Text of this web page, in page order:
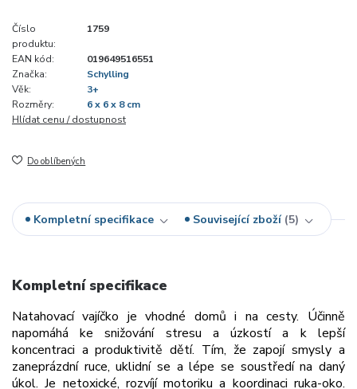
Číslo
produktu:
1759
EAN kód:
019649516551
Značka:
Schylling
Věk:
3+
Rozměry:
6 x 6 x 8 cm
Hlídat cenu / dostupnost
Do oblíbených
Kompletní specifikace Související zboží 5
Kompletní specifikace
Natahovací vajíčko je vhodné domů i na cesty. Účinně
napomáhá ke snižování stresu a úzkostí a k lepší
koncentraci a produktivitě dětí. Tím, že zapojí smysly a
zaneprázdní ruce, uklidní se a lépe se soustředí na daný
úkol. Je netoxické, rozvíjí motoriku a koordinaci ruka-oko.